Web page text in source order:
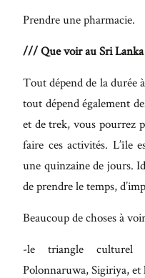
Prendre une pharmacie.
/// Que voir au Sri Lanka
Tout dépend de la durée
tout dépend également
et de trek, vous pourrez
faire ces activités. L’île
une quinzaine de jours.
de prendre le temps,
Beaucoup de choses à
-le triangle culturel
Polonnaruwa, Sigiriya, et